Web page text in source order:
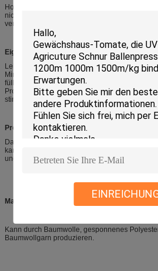
Hohe Temperatur, hohe Flamme, weich, leicht
nicht Asbest, nicht Glasfasern und andere
verschiedenes von den Halogen-freien Kabeln.
Eigenschaften:
Leichtgewichtler, kosteneffektiv. Der Anteil
Mineral-wool1/4, feuerverzögernder Gummi 1/7,
füllendes Seil Produktionskosten verringern
Produkt ist den Test des nationalen Drahtes
stimmen mit den Klima- und flammhemmenden
Produkt-Beschreibung:
Das Produkt verwendet einen Systemprozeß,
kann erzielter refraktärer Grad OI> 45,
und andere flammhemmende Kabel der hohen
Material:
Kann durch Baumwolle, gesponnenes
Baumwollgarn produzieren.